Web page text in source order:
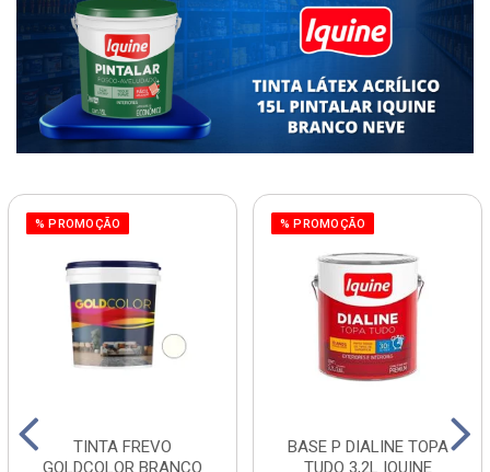
% PROMOÇÃO
TINTA FREVO
GOLDCOLOR BRANCO
% PROMOÇÃO
BASE P DIALINE TOPA
TUDO 3,2L IQUINE